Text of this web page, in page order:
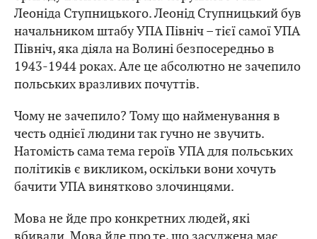
Леоніда Ступницького. Леонід Ступницький був
начальником штабу УПА Північ – тієї самої УПА
Північ, яка діяла на Волині безпосередньо в
1943-1944 роках. Але це абсолютно не зачепило
польських вразливих почуттів.
Чому не зачепило? Тому що найменування в
честь однієї людини так гучно не звучить.
Натомість сама тема героїв УПА для польських
політиків є викликом, оскільки вони хочуть
бачити УПА винятково злочинцями.
Мова не йде про конкретних людей, які